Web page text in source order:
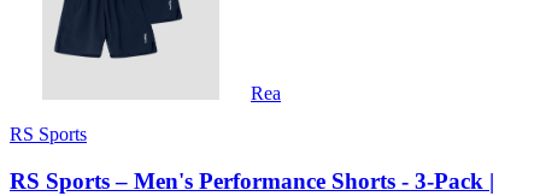
Rea
RS Sports
RS Sports – Men's Performance Shorts - 3-Pack |